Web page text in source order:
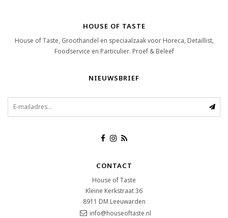
HOUSE OF TASTE
House of Taste, Groothandel en speciaalzaak voor Horeca, Detaillist,
Foodservice en Particulier. Proef & Beleef
NIEUWSBRIEF
CONTACT
House of Taste
Kleine Kerkstraat 36
8911 DM Leeuwarden
info@houseoftaste.nl